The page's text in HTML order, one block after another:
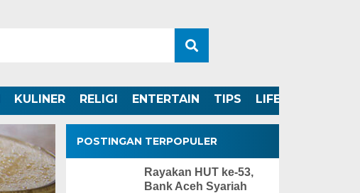
KULINER RELIGI ENTERTAIN TIPS LIFESTYLE
POSTINGAN TERPOPULER
Rayakan HUT ke-53,
Bank Aceh Syariah